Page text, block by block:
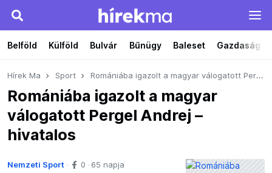
Belföld Külföld Bulvár Bűnügy Baleset Gazdaság
Hírek Ma Sport Romániába igazolt a magyar válogatott Pergel Andrej – hivatalos
Romániába igazolt a magyar
válogatott Pergel Andrej –
hivatalos
Nemzeti Sport 0 65 napja